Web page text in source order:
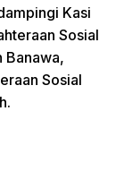
Kasi
Sosial
Banawa,
Sosial